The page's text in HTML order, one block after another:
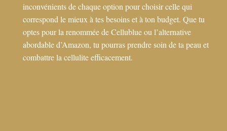
inconvénients de chaque option pour choisir celle qui
correspond le mieux à tes besoins et à ton budget. Que tu
optes pour la renommée de Cellublue ou l’alternative
abordable d’Amazon, tu pourras prendre soin de ta peau et
combattre la cellulite efficacement.